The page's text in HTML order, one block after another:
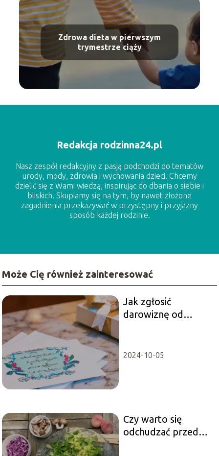
Zdrowa dieta w pierwszym
trymestrze ciąży
Redakcja rodzinna24.pl
Nasz zespół redakcyjny z pasją podchodzi do tematów
urody, mody, zdrowia i wychowania dzieci. Chcemy
dzielić się z Wami wiedzą, inspirując do dbania o siebie i
bliskich. Skupiamy się na tym, by nawet złożone
zagadnienia przekazywać w przystępny i przyjazny
sposób każdej rodzinie.
Może Cię również zainteresować
Jak zgłosić
darowiznę od
2024-10-05
Czy warto się
odchudzać przed